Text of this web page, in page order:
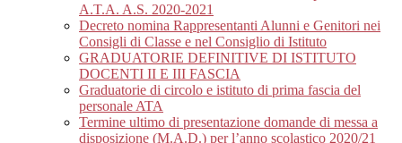
A.T.A. A.S. 2020-2021
Decreto nomina Rappresentanti Alunni e Genitori nei
Consigli di Classe e nel Consiglio di Istituto
GRADUATORIE DEFINITIVE DI ISTITUTO
DOCENTI II E III FASCIA
Graduatorie di circolo e istituto di prima fascia del
personale ATA
Termine ultimo di presentazione domande di messa a
disposizione (M.A.D.) per l’anno scolastico 2020/21